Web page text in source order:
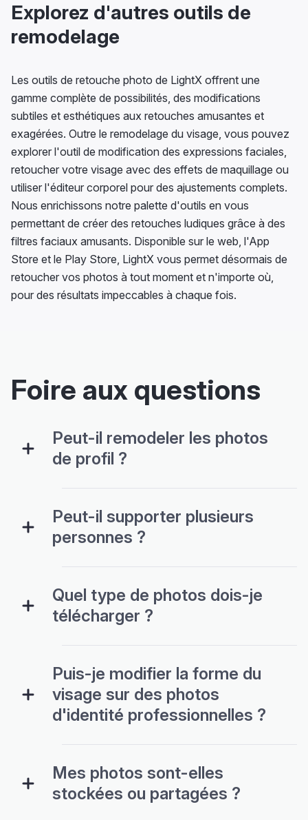
Explorez d'autres outils de
remodelage
Les outils de retouche photo de LightX offrent une
gamme complète de possibilités, des modifications
subtiles et esthétiques aux retouches amusantes et
exagérées. Outre le remodelage du visage, vous pouvez
explorer l'outil de modification des expressions faciales,
retoucher votre visage avec des effets de maquillage ou
utiliser l'éditeur corporel pour des ajustements complets.
Nous enrichissons notre palette d'outils en vous
permettant de créer des retouches ludiques grâce à des
filtres faciaux amusants. Disponible sur le web, l'App
Store et le Play Store, LightX vous permet désormais de
retoucher vos photos à tout moment et n'importe où,
pour des résultats impeccables à chaque fois.
Foire aux questions
Peut-il remodeler les photos
de profil ?
Peut-il supporter plusieurs
personnes ?
Quel type de photos dois-je
télécharger ?
Puis-je modifier la forme du
visage sur des photos
d'identité professionnelles ?
Mes photos sont-elles
stockées ou partagées ?